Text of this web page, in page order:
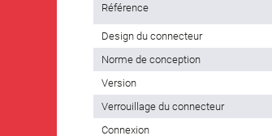
Référence
Design du connecteur
Norme de conception
Version
Verrouillage du connecteur
Connexion